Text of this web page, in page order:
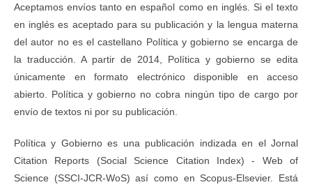
Aceptamos envíos tanto en español como en inglés. Si el texto
en inglés es aceptado para su publicación y la lengua materna
del autor no es el castellano Política y gobierno se encarga de
la traducción. A partir de 2014, Política y gobierno se edita
únicamente en formato electrónico disponible en acceso
abierto. Política y gobierno no cobra ningún tipo de cargo por
envío de textos ni por su publicación.
Política y Gobierno es una publicación indizada en el Jornal
Citation Reports (Social Science Citation Index) - Web of
Science (SSCI-JCR-WoS) así como en Scopus-Elsevier. Está